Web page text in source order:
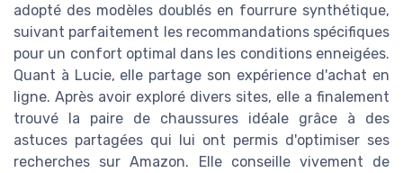
adopté des modèles doublés en fourrure synthétique,
suivant parfaitement les recommandations spécifiques
pour un confort optimal dans les conditions enneigées.
Quant à Lucie, elle partage son expérience d'achat en
ligne. Après avoir exploré divers sites, elle a finalement
trouvé la paire de chaussures idéale grâce à des
astuces partagées qui lui ont permis d'optimiser ses
recherches sur Amazon. Elle conseille vivement de